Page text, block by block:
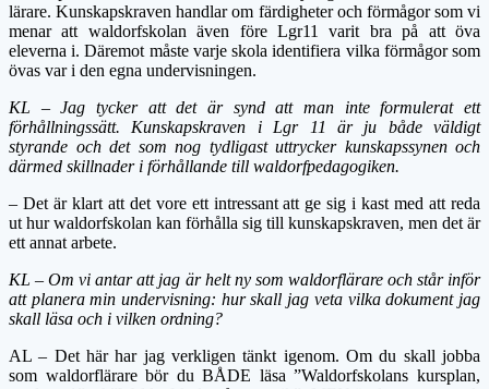
lärare. Kunskapskraven handlar om färdigheter och förmågor som vi
menar att waldorfskolan även före Lgr11 varit bra på att öva
eleverna i. Däremot måste varje skola identifiera vilka förmågor som
övas var i den egna undervisningen.
KL – Jag tycker att det är synd att man inte formulerat ett
förhållningssätt. Kunskapskraven i Lgr 11 är ju både väldigt
styrande och det som nog tydligast uttrycker kunskapssynen och
därmed skillnader i förhållande till waldorfpedagogiken.
– Det är klart att det vore ett intressant att ge sig i kast med att reda
ut hur waldorfskolan kan förhålla sig till kunskapskraven, men det är
ett annat arbete.
KL – Om vi antar att jag är helt ny som waldorflärare och står inför
att planera min undervisning: hur skall jag veta vilka dokument jag
skall läsa och i vilken ordning?
AL – Det här har jag verkligen tänkt igenom. Om du skall jobba
som waldorflärare bör du BÅDE läsa ”Waldorfskolans kursplan,